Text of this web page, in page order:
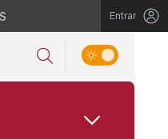
Entrar